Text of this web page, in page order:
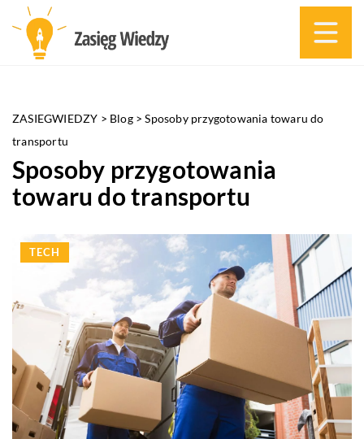
ZASIEGWIEDZY > Blog>Sposoby przygotowania towaru do
transportu
Sposoby przygotowania
towaru do transportu
TECH